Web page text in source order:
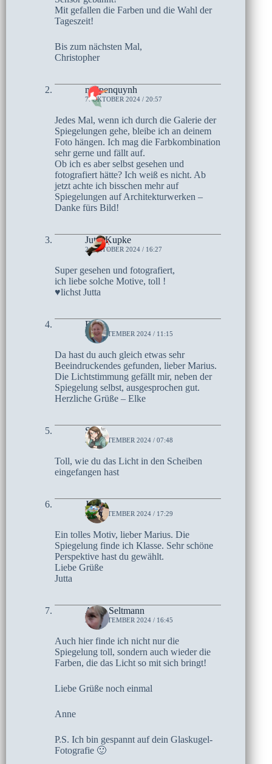
Mit gefallen die Farben und die Wahl der
Tageszeit!
Bis zum nächsten Mal,
Christopher
maipenquynh
7. OKTOBER 2024 / 20:57
Jedes Mal, wenn ich durch die Galerie der
Spiegelungen gehe, bleibe ich an deinem
Foto hängen. Ich mag die Farbkombination
sehr gerne und fällt auf.
Ob ich es aber selbst gesehen und
fotografiert hätte? Ich weiß es nicht. Ab
jetzt achte ich bisschen mehr auf
Spiegelungen auf Architekturwerken –
Danke fürs Bild!
Jutta Kupke
2. OKTOBER 2024 / 16:27
Super gesehen und fotografiert,
ich liebe solche Motive, toll !
♥lichst Jutta
Elke
26. SEPTEMBER 2024 / 11:15
Da hast du auch gleich etwas sehr
Beeindruckendes gefunden, lieber Marius.
Die Lichtstimmung gefällt mir, neben der
Spiegelung selbst, ausgesprochen gut.
Herzliche Grüße – Elke
Sari
26. SEPTEMBER 2024 / 07:48
Toll, wie du das Licht in den Scheiben
eingefangen hast
Jutta
25. SEPTEMBER 2024 / 17:29
Ein tolles Motiv, lieber Marius. Die
Spiegelung finde ich Klasse. Sehr schöne
Perspektive hast du gewählt.
Liebe Grüße
Jutta
Anne Seltmann
25. SEPTEMBER 2024 / 16:45
Auch hier finde ich nicht nur die
Spiegelung toll, sondern auch wieder die
Farben, die das Licht so mit sich bringt!
Liebe Grüße noch einmal
Anne
P.S. Ich bin gespannt auf dein Glaskugel-
Fotografie 🙂